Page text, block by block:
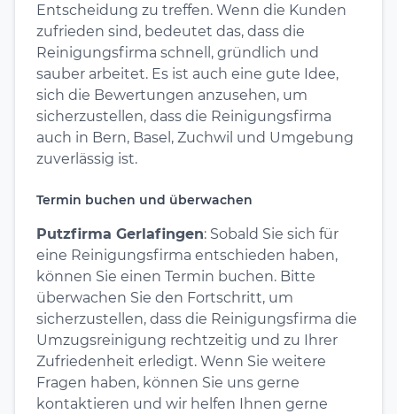
Entscheidung zu treffen. Wenn die Kunden
zufrieden sind, bedeutet das, dass die
Reinigungsfirma schnell, gründlich und
sauber arbeitet. Es ist auch eine gute Idee,
sich die Bewertungen anzusehen, um
sicherzustellen, dass die Reinigungsfirma
auch in Bern, Basel, Zuchwil und Umgebung
zuverlässig ist.
Termin buchen und überwachen
Putzfirma Gerlafingen: Sobald Sie sich für
eine Reinigungsfirma entschieden haben,
können Sie einen Termin buchen. Bitte
überwachen Sie den Fortschritt, um
sicherzustellen, dass die Reinigungsfirma die
Umzugsreinigung rechtzeitig und zu Ihrer
Zufriedenheit erledigt. Wenn Sie weitere
Fragen haben, können Sie uns gerne
kontaktieren und wir helfen Ihnen gerne